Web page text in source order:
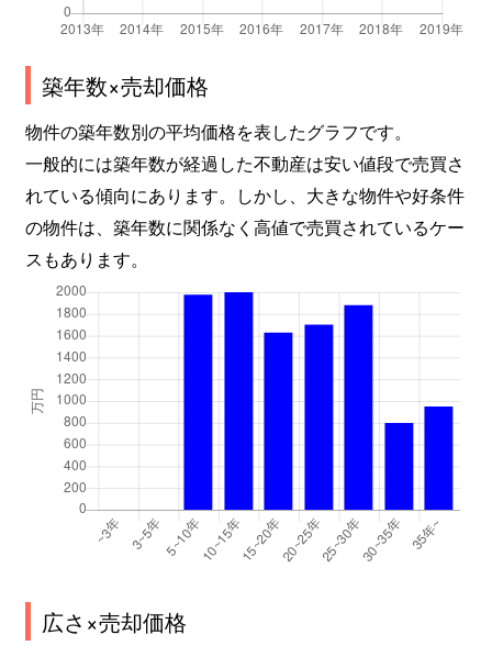
築年数×売却価格
物件の築年数別の平均価格を表したグラフです。
一般的には築年数が経過した不動産は安い値段で売買さ
れている傾向にあります。しかし、大きな物件や好条件
の物件は、築年数に関係なく高値で売買されているケー
スもあります。
広さ×売却価格